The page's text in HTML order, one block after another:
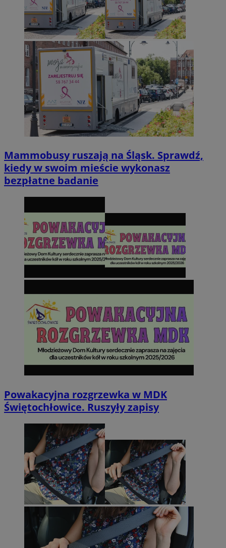
Mammobusy ruszają na Śląsk. Sprawdź,
kiedy w swoim mieście wykonasz
bezpłatne badanie
Powakacyjna rozgrzewka w MDK
Świętochłowice. Ruszyły zapisy